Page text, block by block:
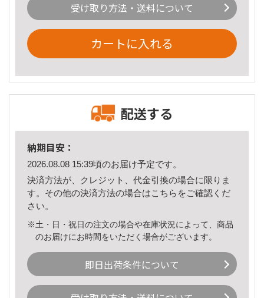
受け取り方法・送料について
カートに入れる
配送する
納期目安：
2026.08.08 15:39頃のお届け予定です。
決済方法が、クレジット、代金引換の場合に限りま
す。その他の決済方法の場合はこちら をご確認くだ
さい。
※土・日・祝日の注文の場合や在庫状況によって、商品
のお届けにお時間をいただく場合がございます。
即日出荷条件について